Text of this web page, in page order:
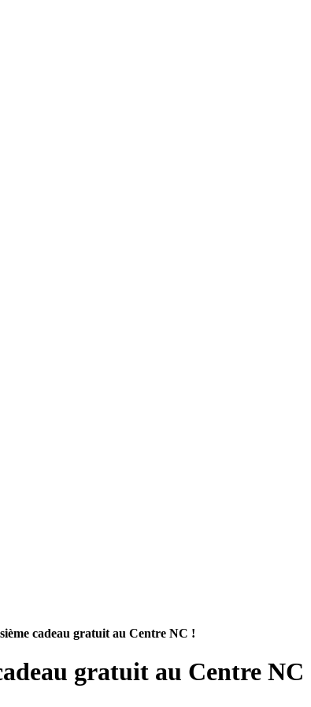
cadeau gratuit au Centre NC !
gratuit au Centre NC